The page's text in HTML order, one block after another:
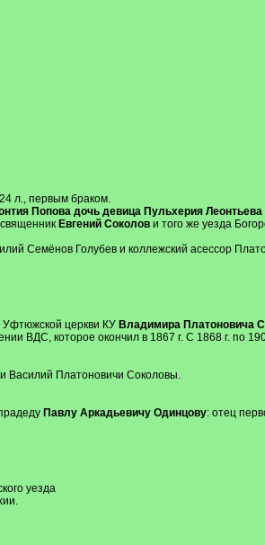
л., первым браком.
Попова дочь девица Пульхерия Леонтьева
Евгений Соколови того же уезда
Семёнов Голубев и коллежский асессор
Уфтюжской церкви КУ Владимира Платоновича
ВДС, которое окончил в 1867 г. С 1868 г. по
Василий Платоновичи Соколовы.
Павлу Аркадьевичу Одинцову: отец
уезда